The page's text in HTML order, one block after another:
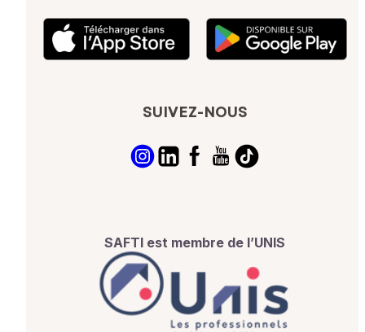
SUIVEZ-NOUS
SAFTI est membre de l’UNIS